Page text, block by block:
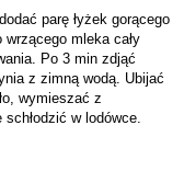
parę łyżek gorącego
mleka cały
Po 3 min zdjąć
z zimną wodą. Ubijać
wymieszać z
w lodówce.